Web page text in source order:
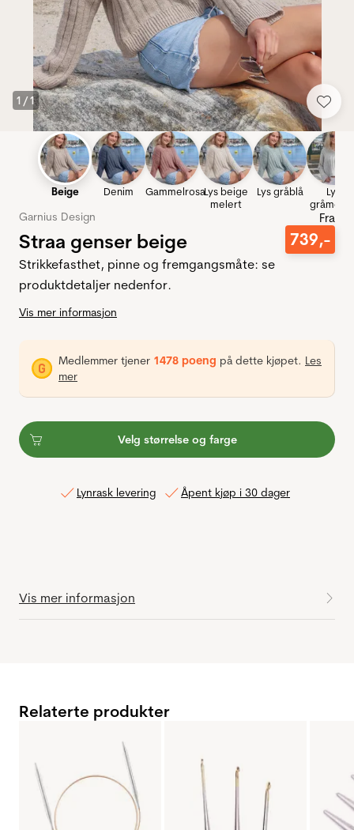
1 /1
Beige Denim GammelrosaLys beige
melert
Lys gråblå
Lys
Garnius Design
Straa genser beige
Fra
739,-
Strikkefasthet, pinne og fremgangsmåte: se
produktdetaljer nedenfor.
Vis mer informasjon
Medlemmer tjener 1478 poeng på dette kjøpet. Les
mer
Velg størrelse og farge
Lynrask levering Åpent kjøp i 30 dager
Vis mer informasjon
Relaterte produkter